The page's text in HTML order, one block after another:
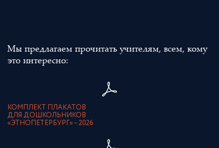
Мы предлагаем прочитать учителям, всем, кому
это интересно:
КОМПЛЕКТ ПЛАКАТОВ
ДЛЯ ДОШКОЛЬНИКОВ
«ЭТНОПЕТЕРБУРГ» – 2026